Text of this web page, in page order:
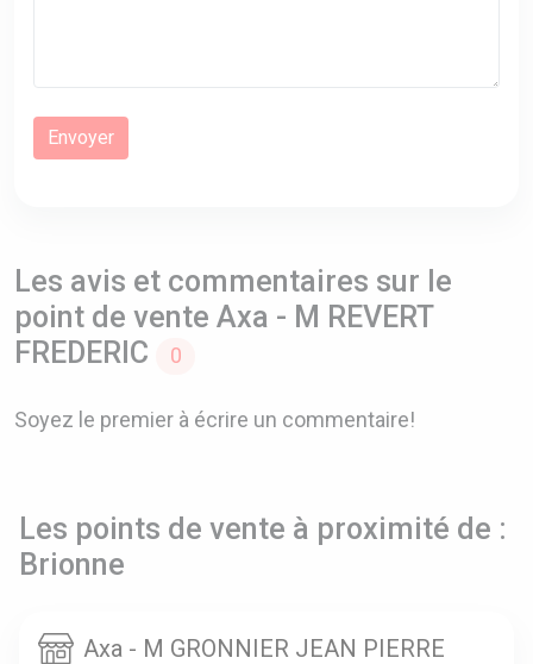
Les avis et commentaires sur le
point de vente Axa - M REVERT
FREDERIC
0
Soyez le premier à écrire un commentaire!
Les points de vente à proximité de :
Brionne
Axa - M GRONNIER JEAN PIERRE